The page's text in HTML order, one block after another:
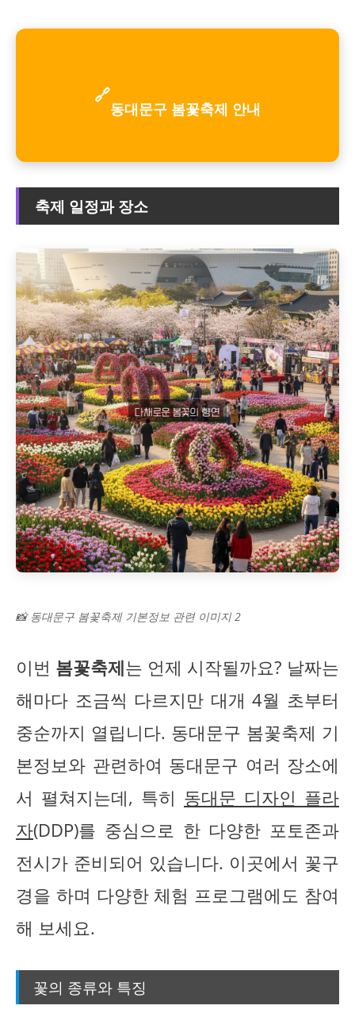
🔗
동대문구 봄꽃축제 안내
축제 일정과 장소
📸 동대문구 봄꽃축제 기본정보 관련 이미지 2
이번 봄꽃축제는 언제 시작될까요? 날짜는
해마다 조금씩 다르지만 대개 4월 초부터
중순까지 열립니다. 동대문구 봄꽃축제 기
본정보와 관련하여 동대문구 여러 장소에
서 펼쳐지는데, 특히 동대문 디자인 플라
자(DDP)를 중심으로 한 다양한 포토존과
전시가 준비되어 있습니다. 이곳에서 꽃구
경을 하며 다양한 체험 프로그램에도 참여
해 보세요.
꽃의 종류와 특징